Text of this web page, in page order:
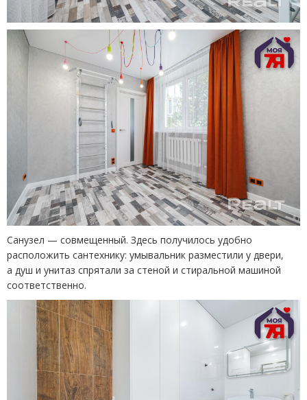
Санузел — совмещенный. Здесь получилось удобно
расположить сантехнику: умывальник разместили у двери,
а душ и унитаз спрятали за стеной и стиральной машиной
соответственно.